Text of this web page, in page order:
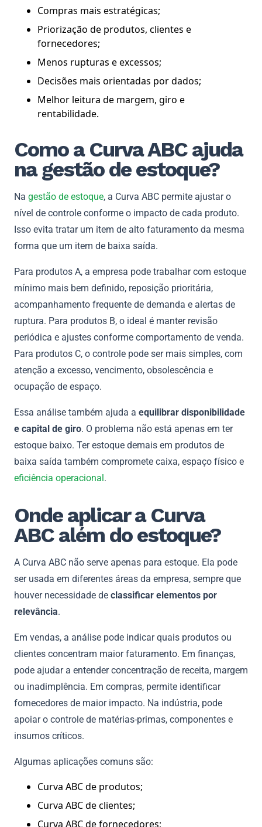
Compras mais estratégicas;
Priorização de produtos, clientes e
fornecedores;
Menos rupturas e excessos;
Decisões mais orientadas por dados;
Melhor leitura de margem, giro e
rentabilidade.
Como a Curva ABC ajuda
na gestão de estoque?
Na gestão de estoque, a Curva ABC permite ajustar o
nível de controle conforme o impacto de cada produto.
Isso evita tratar um item de alto faturamento da mesma
forma que um item de baixa saída.
Para produtos A, a empresa pode trabalhar com estoque
mínimo mais bem definido, reposição prioritária,
acompanhamento frequente de demanda e alertas de
ruptura. Para produtos B, o ideal é manter revisão
periódica e ajustes conforme comportamento de venda.
Para produtos C, o controle pode ser mais simples, com
atenção a excesso, vencimento, obsolescência e
ocupação de espaço.
Essa análise também ajuda a equilibrar disponibilidade
e capital de giro. O problema não está apenas em ter
estoque baixo. Ter estoque demais em produtos de
baixa saída também compromete caixa, espaço físico e
eficiência operacional.
Onde aplicar a Curva
ABC além do estoque?
A Curva ABC não serve apenas para estoque. Ela pode
ser usada em diferentes áreas da empresa, sempre que
houver necessidade de classificar elementos por
relevância.
Em vendas, a análise pode indicar quais produtos ou
clientes concentram maior faturamento. Em finanças,
pode ajudar a entender concentração de receita, margem
ou inadimplência. Em compras, permite identificar
fornecedores de maior impacto. Na indústria, pode
apoiar o controle de matérias-primas, componentes e
insumos críticos.
Algumas aplicações comuns são:
Curva ABC de produtos;
Curva ABC de clientes;
Curva ABC de fornecedores;